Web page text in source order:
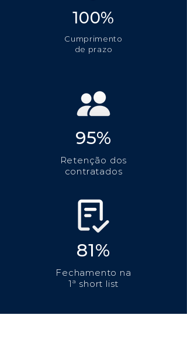
100%
Cumprimento
de prazo
95%
Retenção dos
contratados
81%
Fechamento na
1ª short list